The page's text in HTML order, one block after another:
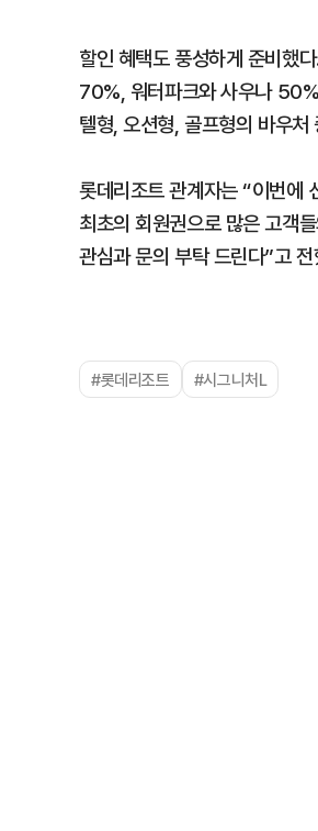
할인 혜택도 풍성하게 준비했
70%, 워터파크와 사우나
텔형, 오션형, 골프형의 바우
롯데리조트 관계자는 “이번에
최초의 회원권으로 많은 고객
관심과 문의 부탁 드린다”고
#롯데리조트 #시그니처L